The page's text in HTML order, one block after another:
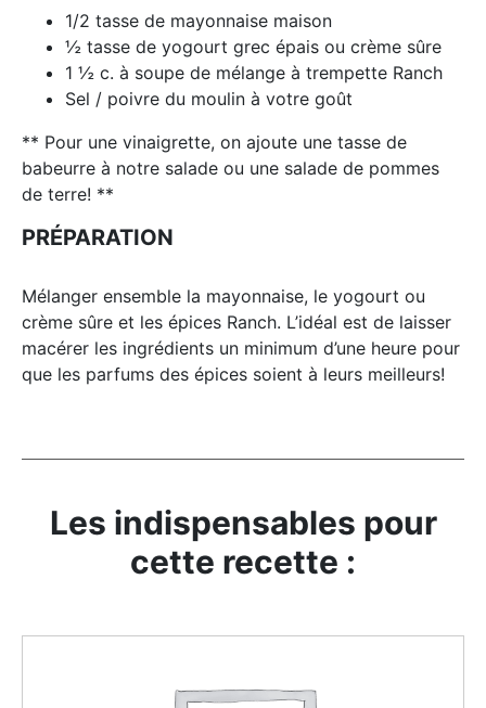
1/2 tasse de mayonnaise maison
½ tasse de yogourt grec épais ou crème sûre
1 ½ c. à soupe de mélange à trempette Ranch
Sel / poivre du moulin à votre goût
** Pour une vinaigrette, on ajoute une tasse de
babeurre à notre salade ou une salade de pommes
de terre! **
PRÉPARATION
Mélanger ensemble la mayonnaise, le yogourt ou
crème sûre et les épices Ranch. L’idéal est de laisser
macérer les ingrédients un minimum d’une heure pour
que les parfums des épices soient à leurs meilleurs!
Les indispensables pour
cette recette :